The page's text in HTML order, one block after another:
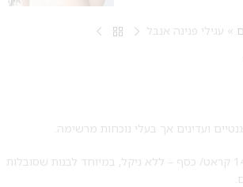
» עגילי פנינה אנבל
ועדינים אך בעלי נוכחות מרשימה.
העגילים מצופים בזהב 14 קראט/ כסף – ללא ניקל, במיוחד לבנות שסובלות